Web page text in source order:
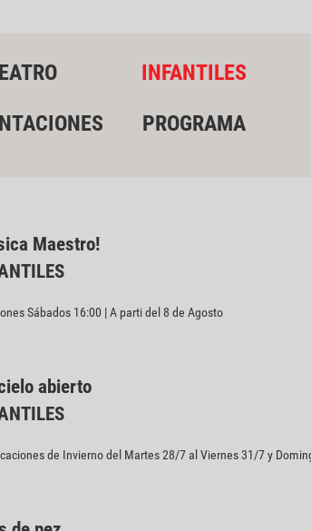
INFANTILES
PROGRAMA
Maestro!
Sábados 16:00 | A parti del 8 de Agosto
abierto
de Invierno del Martes 28/7 al Viernes 31/7 y